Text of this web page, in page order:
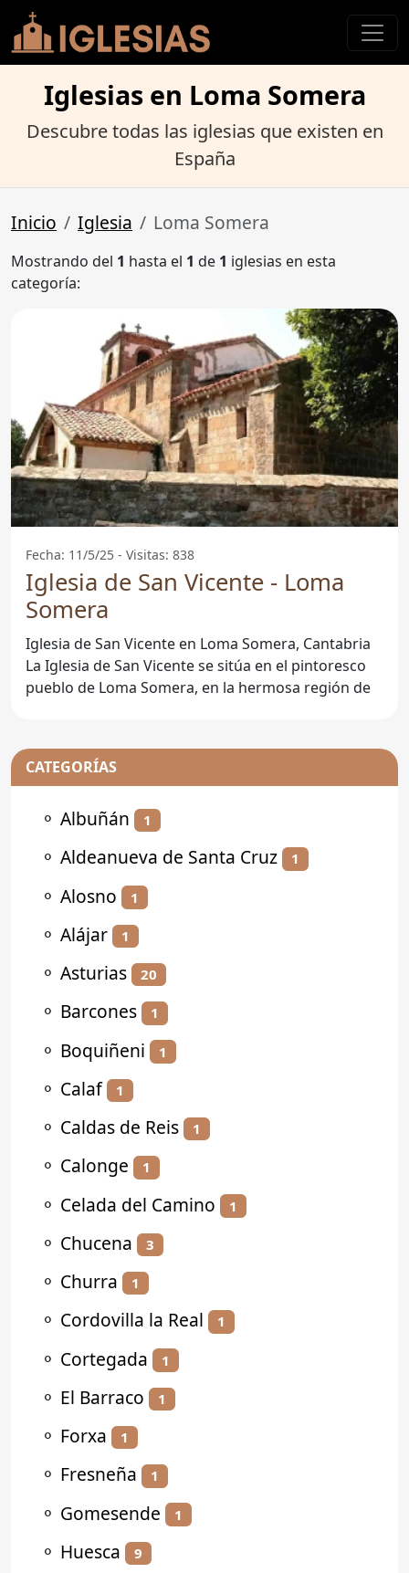
Iglesias en Loma Somera
Descubre todas las iglesias que existen en
España
Inicio Iglesia Loma Somera
Mostrando del 1 hasta el 1 de 1 iglesias en esta
categoría:
Fecha: 11/5/25 - Visitas: 838
Iglesia de San Vicente - Loma
Somera
Iglesia de San Vicente en Loma Somera, Cantabria
La Iglesia de San Vicente se sitúa en el pintoresco
pueblo de Loma Somera, en la hermosa región de
CATEGORÍAS
⚬ Albuñán 1
⚬ Aldeanueva de Santa Cruz 1
⚬ Alosno 1
⚬ Alájar 1
⚬ Asturias 20
⚬ Barcones 1
⚬ Boquiñeni 1
⚬ Calaf 1
⚬ Caldas de Reis 1
⚬ Calonge 1
⚬ Celada del Camino 1
⚬ Chucena 3
⚬ Churra 1
⚬ Cordovilla la Real 1
⚬ Cortegada 1
⚬ El Barraco 1
⚬ Forxa 1
⚬ Fresneña 1
⚬ Gomesende 1
⚬ Huesca 9